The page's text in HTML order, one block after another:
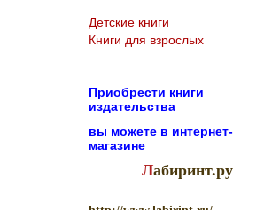
Детские книги
Книги для взрослых
Приобрести книги
издательства
вы можете в интернет-
магазине
Лабиринт.ру